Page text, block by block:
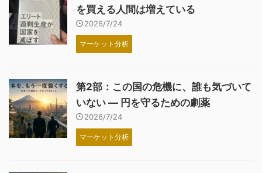
を買える人間は増えている
2026/7/24
マーケット分析
第2部：この国の危機に、誰も気づいて
いない ― 円を守るための劇薬
2026/7/24
マーケット分析